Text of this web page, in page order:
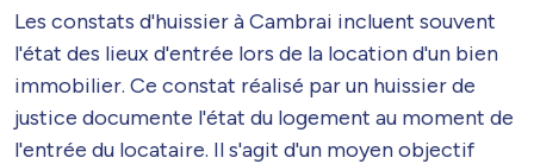
Les constats d'huissier à Cambrai incluent souvent
l'état des lieux d'entrée lors de la location d'un bien
immobilier. Ce constat réalisé par un huissier de
justice documente l'état du logement au moment de
l'entrée du locataire. Il s'agit d'un moyen objectif